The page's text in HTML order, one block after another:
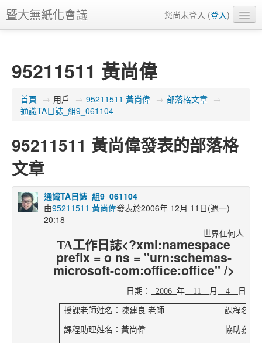
暨大無紙化會議 您尚未登入 (登入)
95211511 黃尚偉
首頁 → 用戶 → 95211511 黃尚偉 → 部落格文章 →
通識TA日誌_組9_061104
95211511 黃尚偉發表的部落格
文章
通識TA日誌_組9_061104
由95211511 黃尚偉發表於2006年 12月 11日(週一)
20:18
世界任何人
TA工作日誌<?xml:namespace
prefix = o ns = "urn:schemas-
microsoft-com:office:office" />
日期： 2006 年 11 月 4 日
授課老師姓名：陳建良 老師 課程名稱
課程助理姓名：黃尚偉 協助教學